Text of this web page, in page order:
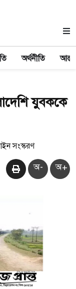
অর্থনীতি
যুবককে
সংস্করণ
অ- অ+